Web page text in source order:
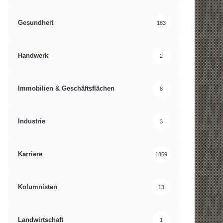
Gesundheit 183
Handwerk 2
Immobilien & Geschäftsflächen 8
Industrie 3
Karriere 1869
Kolumnisten 13
Landwirtschaft 1